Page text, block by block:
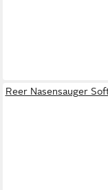
Reer Nasensauger